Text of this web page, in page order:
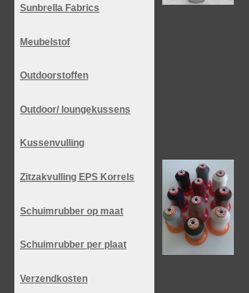
Sunbrella Fabrics
Meubelstof
Outdoorstoffen
Outdoor/ loungekussens
Kussenvulling
Zitzakvulling EPS Korrels
Schuimrubber op maat
Schuimrubber per plaat
Verzendkosten